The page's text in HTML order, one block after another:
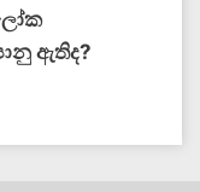
ඇතිද​?